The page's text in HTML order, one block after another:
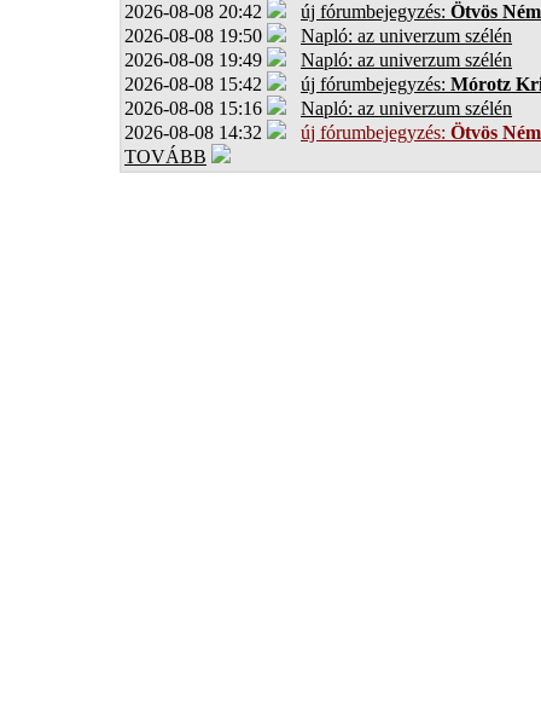
2026-08-08 20:42 új fórumbejegyzés: Ötvös
2026-08-08 19:50
Napló: az univerzum szélén
2026-08-08 19:49
Napló: az univerzum szélén
2026-08-08 15:42
új fórumbejegyzés: Mórotz
2026-08-08 15:16
Napló: az univerzum szélén
2026-08-08 14:32
új fórumbejegyzés: Ötvös
TOVÁBB